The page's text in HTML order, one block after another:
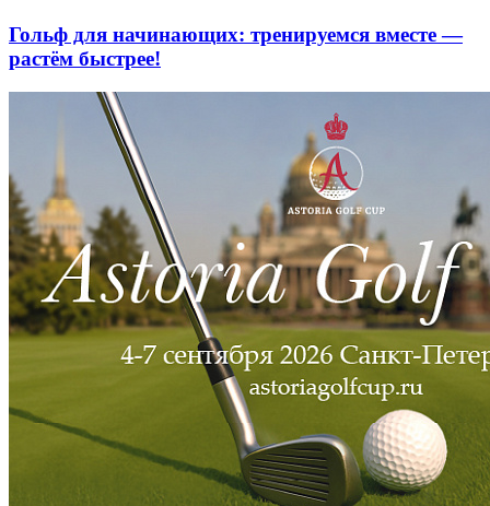
Гольф для начинающих: тренируемся вместе —
растём быстрее!